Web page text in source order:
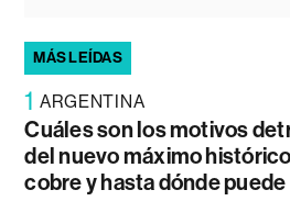
MÁS LEÍDAS
1 ARGENTINA
Cuáles son los motivos
del nuevo máximo
cobre y hasta dónde